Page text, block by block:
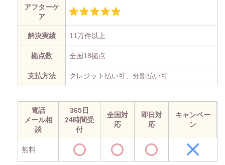
アフターケ
ア
解決実績 11万件以上
拠点数 全国18拠点
支払方法 クレジット払い可、分割払い可
電話
メール相
談
365日
24時間受
付
全国対
応
即日対
応
キャンペー
ン
無料